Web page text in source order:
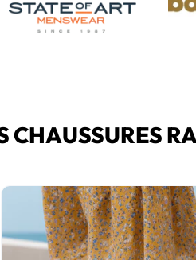
CHAUSSURES